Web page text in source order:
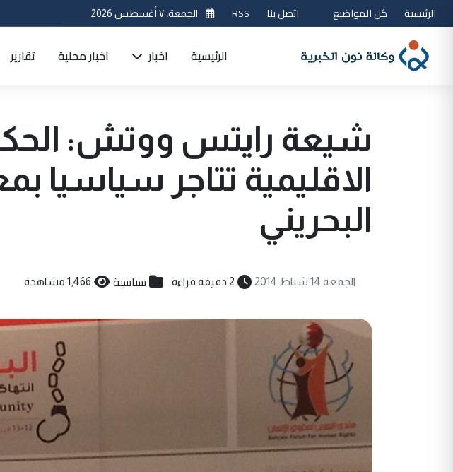
الرئيسية كل المواضيع اتصل بنا RSS الجمعة، ٧ أغسطس 2026
الرئيسية اخبار اخبار محلية تقارير
شيعة رايتس ووتش:
الاقليمية تتاجر سياسيا
البحريني
الجمعة 14 شباط 2014 2 دقيقة قراءة سياسية 1,466 مشاهدة